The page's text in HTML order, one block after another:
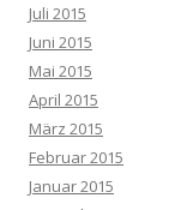
Juli 2015
Juni 2015
Mai 2015
April 2015
März 2015
Februar 2015
Januar 2015